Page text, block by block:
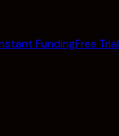
FundingFree Trial